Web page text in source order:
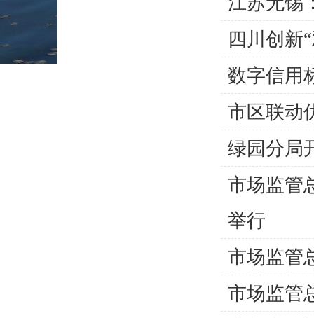
四川创新
数字信用
市区联动
绿园分局
市场监管
举行
市场监管
市场监管